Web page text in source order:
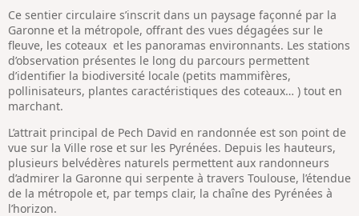
Ce sentier circulaire s’inscrit dans un paysage façonné par la
Garonne et la métropole, offrant des vues dégagées sur le
fleuve, les coteaux et les panoramas environnants. Les stations
d’observation présentes le long du parcours permettent
d’identifier la biodiversité locale (petits mammifères,
pollinisateurs, plantes caractéristiques des coteaux… ) tout en
marchant.
L’attrait principal de Pech David en randonnée est son point de
vue sur la Ville rose et sur les Pyrénées. Depuis les hauteurs,
plusieurs belvédères naturels permettent aux randonneurs
d’admirer la Garonne qui serpente à travers Toulouse, l’étendue
de la métropole et, par temps clair, la chaîne des Pyrénées à
l’horizon.